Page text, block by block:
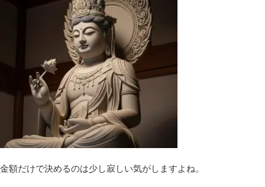
金額だけで決めるのは少し寂しい気がしますよね。